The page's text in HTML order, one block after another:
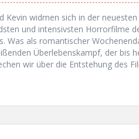
Kevin widmen sich in der
und intensivsten Horrorfilme
Was als romantischer
Überlebenskampf, der bis
wir über die Entstehung des